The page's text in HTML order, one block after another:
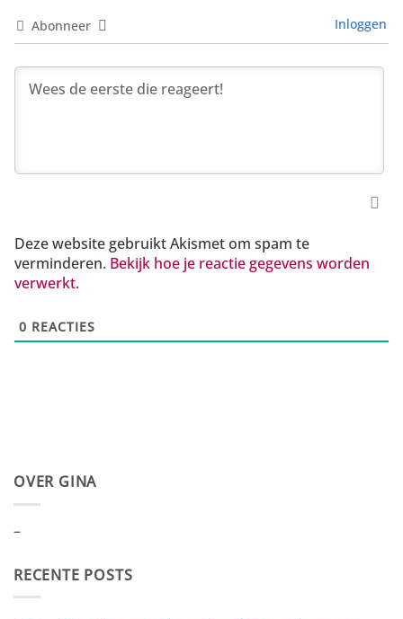
Abonneer Inloggen
Deze website gebruikt Akismet om spam te
verminderen. Bekijk hoe je reactie gegevens worden
verwerkt.
0 REACTIES
OVER GINA
–
RECENTE POSTS